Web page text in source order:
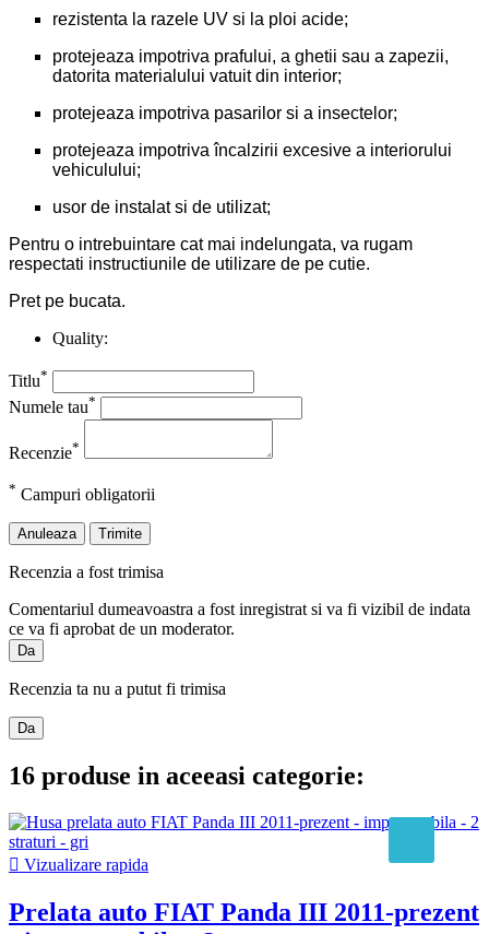
rezistenta la razele UV si la ploi acide;
protejeaza impotriva prafului, a ghetii sau a zapezii,
datorita materialului vatuit din interior;
protejeaza impotriva pasarilor si a insectelor;
protejeaza impotriva încalzirii excesive a interiorului
vehiculului;
usor de instalat si de utilizat;
Pentru o intrebuintare cat mai indelungata, va rugam
respectati instructiunile de utilizare de pe cutie.
Pret pe bucata.
Quality:
Titlu*
Numele tau*
Recenzie*
* Campuri obligatorii
Anuleaza Trimite
Recenzia a fost trimisa
Comentariul dumeavoastra a fost inregistrat si va fi vizibil de indata
ce va fi aprobat de un moderator.
Da
Recenzia ta nu a putut fi trimisa
Da
16 produse in aceeasi categorie:
 Vizualizare rapida
Prelata auto FIAT Panda III 2011-prezent